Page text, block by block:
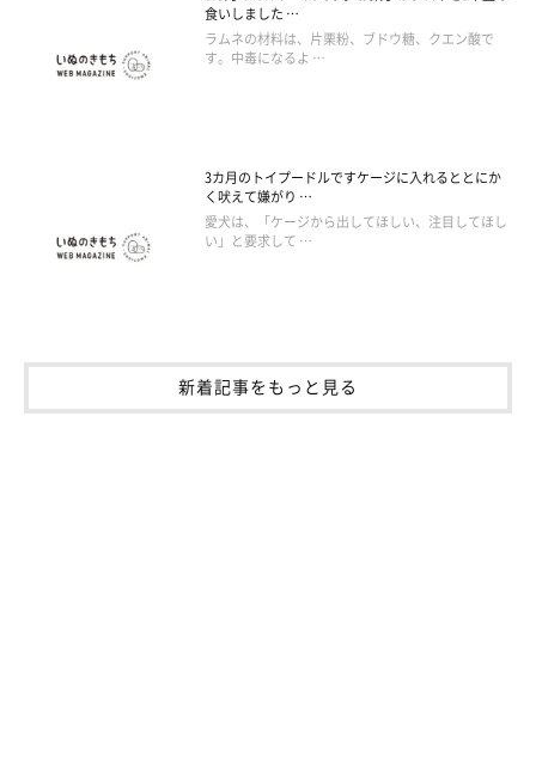
食いしました …
ラムネの材料は、片栗粉、ブドウ糖、クエン酸で
す。中毒になるよ …
3カ月のトイプードルですケージに入れるととにか
く吠えて嫌がり …
愛犬は、「ケージから出してほしい、注目してほし
い」と要求して …
新着記事をもっと見る